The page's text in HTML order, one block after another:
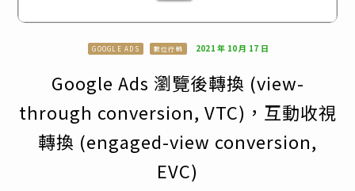
GOOGLE ADS 數位行銷 2021 年 10 月 17 日
Google Ads 瀏覽後轉換 (view-
through conversion, VTC)，互動收視
轉換 (engaged-view conversion,
EVC)